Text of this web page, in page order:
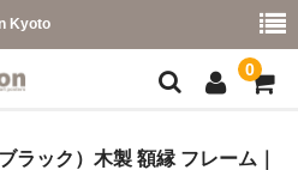
Kyoto
0
ラック）木製 額縁 フレーム｜